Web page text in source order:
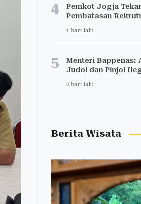
4
Pemkot Jogja
Pembatasan
1 hari lalu
5
Menteri Bappenas:
Judol dan Pinjol
2 hari lalu
Berita Wisata